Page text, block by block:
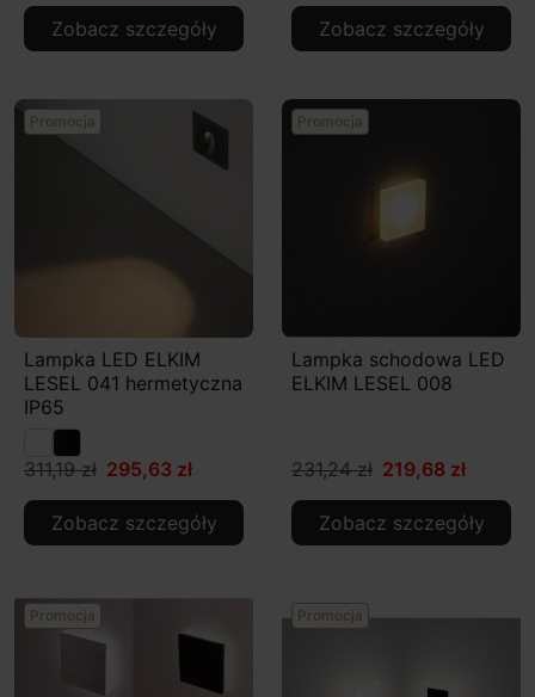
Zobacz szczegóły Zobacz szczegóły
Promocja
Lampka LED ELKIM
LESEL 041 hermetyczna
IP65
311,19 zł 295,63 zł
Zobacz szczegóły
Promocja
Lampka schodowa LED
ELKIM LESEL 008
231,24 zł 219,68 zł
Zobacz szczegóły
Promocja Promocja